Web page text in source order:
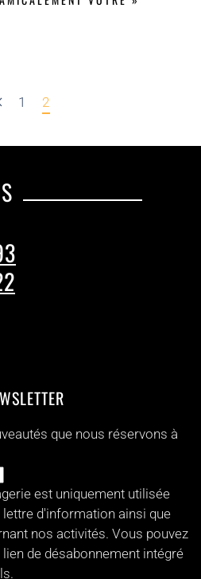
1 2
que nous réservons à
est uniquement utilisée
d'information ainsi que
nos activités. Vous pouvez
de désabonnement intégré